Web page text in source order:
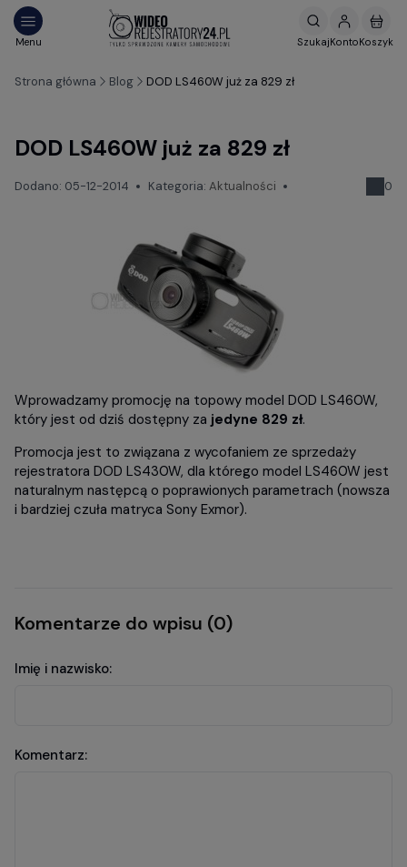
Strona główna Blog DOD LS460W już za 829 zł
DOD LS460W już za 829 zł
Dodano: 05-12-2014 Kategoria: Aktualności 0
Wprowadzamy promocję na topowy model DOD LS460W,
który jest od dziś dostępny za jedyne 829 zł.
Promocja jest to związana z wycofaniem ze sprzedaży
rejestratora DOD LS430W, dla którego model LS460W jest
naturalnym następcą o poprawionych parametrach (nowsza
i bardziej czuła matryca Sony Exmor).
Komentarze do wpisu (0)
Imię i nazwisko:
Komentarz: